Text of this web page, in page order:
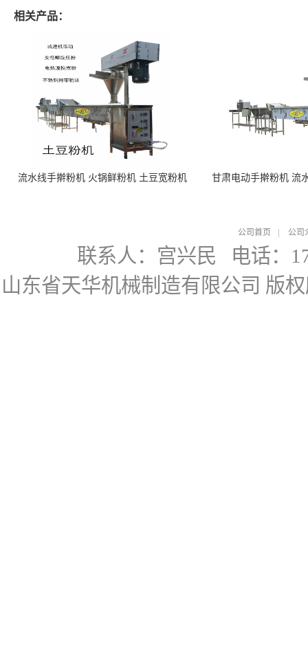
相关产品：
流水线手擀粉机 火锅鲜粉机 土豆宽粉机 甘肃电动手擀粉机 流
公司首页 公司
联系人：宫兴民 电话：
山东省天华机械制造有限公司 版